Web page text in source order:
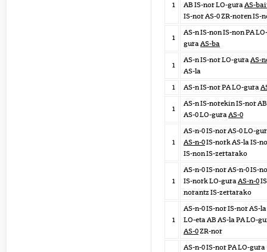
1
AB IS-nor LO-guraAS-
IS-nor AS-0 ZR-noren IS-
1
AS-n IS-non IS-non PA LO-
guraAS-ba
1
AS-n IS-nor LO-guraAS-
AS-la
1
AS-n IS-nor PA LO-gura
1
AS-n IS-norekin IS-nor AB
AS-0 LO-guraAS-0
1
AS-n-0 IS-nor AS-0 LO-
AS-n-0IS-nork AS-la IS-
IS-non IS-zertarako
1
AS-n-0 IS-nor AS-n-0 IS-
IS-nork LO-guraAS-n-0
norantz IS-zertarako
1
AS-n-0 IS-nor IS-nor AS-la
LO-eta AB AS-la PA LO-
AS-0ZR-nor
AS-n-0 IS-nor PA LO-gura